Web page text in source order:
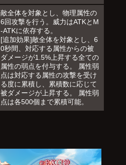
敵全体を対象とし、物理属性の
6回攻撃を行う。威力はATKとM
-ATKに依存する。
[追加効果]敵全体を対象とし、6
0秒間、対応する属性からの被
ダメージが1.5%上昇する全ての
属性の弱点を付与する。 属性弱
点は対応する属性の攻撃を受け
る度に累積し、累積数に応じて
被ダメージが上昇する。 属性弱
点は各500個まで累積可能。